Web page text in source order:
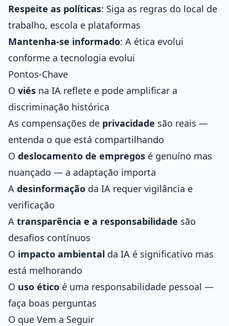
Respeite as políticas: Siga as regras do local de
trabalho, escola e plataformas
Mantenha-se informado: A ética evolui
conforme a tecnologia evolui
Pontos-Chave
O viés na IA reflete e pode amplificar a
discriminação histórica
As compensações de privacidade são reais —
entenda o que está compartilhando
O deslocamento de empregos é genuíno mas
nuançado — a adaptação importa
A desinformação da IA requer vigilância e
verificação
A transparência e a responsabilidade são
desafios contínuos
O impacto ambiental da IA é significativo mas
está melhorando
O uso ético é uma responsabilidade pessoal —
faça boas perguntas
O que Vem a Seguir